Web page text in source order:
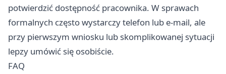
potwierdzić dostępność pracownika. W sprawach
formalnych często wystarczy telefon lub e-mail, ale
przy pierwszym wniosku lub skomplikowanej sytuacji
lepzy umówić się osobiście.
FAQ